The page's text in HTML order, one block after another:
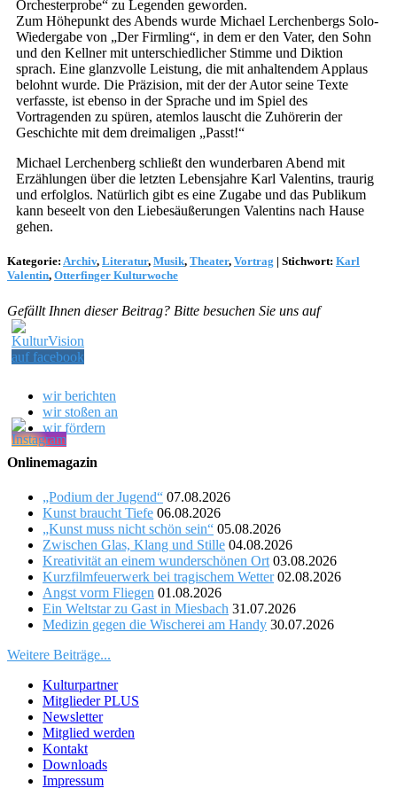
Orchesterprobe“ zu Legenden geworden.
Zum Höhepunkt des Abends wurde Michael Lerchenbergs Solo-
Wiedergabe von „Der Firmling“, in dem er den Vater, den Sohn
und den Kellner mit unterschiedlicher Stimme und Diktion
sprach. Eine glanzvolle Leistung, die mit anhaltendem Applaus
belohnt wurde. Die Präzision, mit der der Autor seine Texte
verfasste, ist ebenso in der Sprache und im Spiel des
Vortragenden zu spüren, atemlos lauscht die Zuhörerin der
Geschichte mit dem dreimaligen „Passt!“
Michael Lerchenberg schließt den wunderbaren Abend mit
Erzählungen über die letzten Lebensjahre Karl Valentins, traurig
und erfolglos. Natürlich gibt es eine Zugabe und das Publikum
kann beseelt von den Liebesäußerungen Valentins nach Hause
gehen.
Kategorie: Archiv, Literatur, Musik, Theater, Vortrag | Stichwort: Karl
Valentin, Otterfinger Kulturwoche
Gefällt Ihnen dieser Beitrag? Bitte besuchen Sie uns auf
wir berichten
wir stoßen an
wir fördern
Onlinemagazin
„Podium der Jugend“ 07.08.2026
Kunst braucht Tiefe 06.08.2026
„Kunst muss nicht schön sein“ 05.08.2026
Zwischen Glas, Klang und Stille 04.08.2026
Kreativität an einem wunderschönen Ort 03.08.2026
Kurzfilmfeuerwerk bei tragischem Wetter 02.08.2026
Angst vorm Fliegen 01.08.2026
Ein Weltstar zu Gast in Miesbach 31.07.2026
Medizin gegen die Wischerei am Handy 30.07.2026
Weitere Beiträge...
Kulturpartner
Mitglieder PLUS
Newsletter
Mitglied werden
Kontakt
Downloads
Impressum